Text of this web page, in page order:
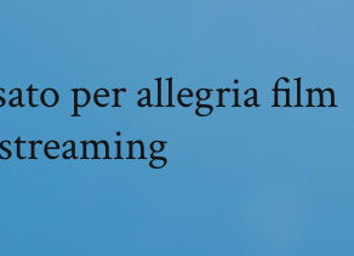
per allegria film
streaming